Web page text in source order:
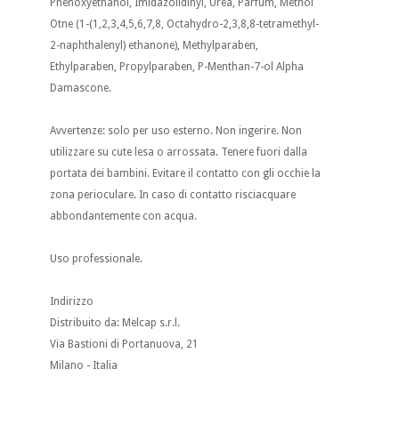
Otne (1-(1,2,3,4,5,6,7,8, Octahydro-2,3,8,8-tetramethyl-
2-naphthalenyl) ethanone), Methylparaben,
Ethylparaben, Propylparaben, P-Menthan-7-ol Alpha
Damascone.
Avvertenze: solo per uso esterno. Non ingerire. Non
utilizzare su cute lesa o arrossata. Tenere fuori dalla
portata dei bambini. Evitare il contatto con gli occhie la
zona perioculare. In caso di contatto risciacquare
abbondantemente con acqua.
Uso professionale.
Indirizzo
Distribuito da: Melcap s.r.l.
Via Bastioni di Portanuova, 21
Milano - Italia